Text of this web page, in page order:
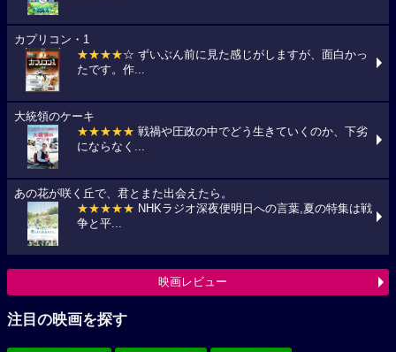
カプリコン・1
★★★★☆ ずいぶん前に見た感じがしますが、面白かっ
たです。作...
大統領のケーキ
★★★★★ 戦禍や圧政の中でどう生きていくのか、下劣
にならなく...
あの花が咲く丘で、君とまた出会えたら。
★★★★★ NHKラジオ深夜便明日への言葉,夏の特集は戦
争と平...
映画レビュー
注目の映画を探す